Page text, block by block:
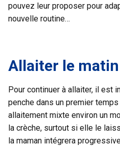
pouvez leur proposer pour
nouvelle routine…
Allaiter le
Pour continuer à allaiter, il est
penche dans un premier
allaitement mixte environ un
la crèche, surtout si elle le
la maman intégrera